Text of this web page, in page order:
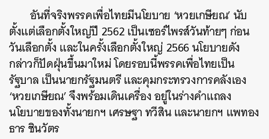
อันที่จริงพรรคเพื่อไทยมีนโยบาย ‘หวยเกษียณ’ นับ
ตั้งแต่เลือกตั้งใหญ่ปี 2562 เป็นเซอร์ไพรส์วันท้ายๆ ก่อน
วันเลือกตั้ง และในครั้งเลือกตั้งใหญ่ 2566 นโยบายดัง
กล่าวก็ปัดฝุ่นขึ้นมาใหม่ โดยรอบนี้พรรคเพื่อไทยเป็น
รัฐบาล เป็นนายกรัฐมนตรี และคุมกระทรวงการคลังเอง
‘หวยเกษียณ’ จึงพร้อมเดินเครื่อง อยู่ในร่างคำแถลง
นโยบายของทั้งนายกฯ เศรษฐา ทวีสิน และนายกฯ แพทอง
ธาร ชินวัตร
ค้นหา
SHARE TWEET LINE EMAIL